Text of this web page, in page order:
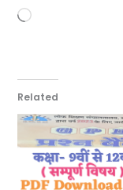
Loading…
Related